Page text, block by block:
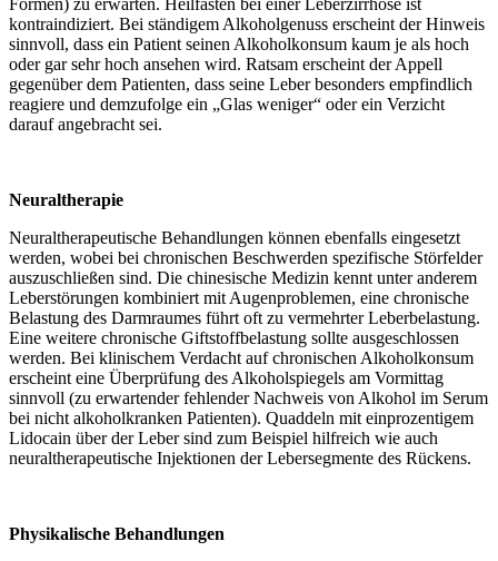
Formen) zu erwarten. Heilfasten bei einer Leberzirrhose ist
kontraindiziert. Bei ständigem Alkoholgenuss erscheint der Hinweis
sinnvoll, dass ein Patient seinen Alkoholkonsum kaum je als hoch
oder gar sehr hoch ansehen wird. Ratsam erscheint der Appell
gegenüber dem Patienten, dass seine Leber besonders empfindlich
reagiere und demzufolge ein „Glas weniger“ oder ein Verzicht
darauf angebracht sei.
Neuraltherapie
Neuraltherapeutische Behandlungen können ebenfalls eingesetzt
werden, wobei bei chronischen Beschwerden spezifische Störfelder
auszuschließen sind. Die chinesische Medizin kennt unter anderem
Leberstörungen kombiniert mit Augenproblemen, eine chronische
Belastung des Darmraumes führt oft zu vermehrter Leberbelastung.
Eine weitere chronische Giftstoffbelastung sollte ausgeschlossen
werden. Bei klinischem Verdacht auf chronischen Alkoholkonsum
erscheint eine Überprüfung des Alkoholspiegels am Vormittag
sinnvoll (zu erwartender fehlender Nachweis von Alkohol im Serum
bei nicht alkoholkranken Patienten). Quaddeln mit einprozentigem
Lidocain über der Leber sind zum Beispiel hilfreich wie auch
neuraltherapeutische Injektionen der Lebersegmente des Rückens.
Physikalische Behandlungen